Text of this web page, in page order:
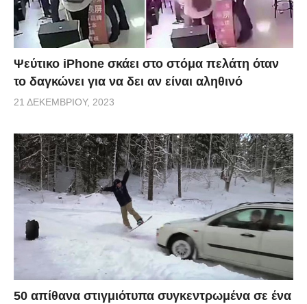
Ψεύτικο iPhone σκάει στο στόμα πελάτη όταν
το δαγκώνει για να δει αν είναι αληθινό
21 ΔΕΚΕΜΒΡΊΟΥ, 2023
50 απίθανα στιγμιότυπα συγκεντρωμένα σε ένα